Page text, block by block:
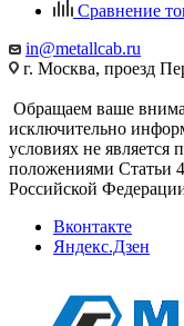
Сравнение
in@metallcab.ru
г. Москва, проезд
Обращаем ваше
исключительно
условиях не является
положениями Статьи
Российской
Вконтакте
Яндекс.Дзен